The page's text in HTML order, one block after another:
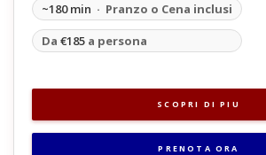
~180 min · Pranzo o Cena inclusi
Da €185 a persona
SCOPRI DI PIU
PRENOTA ORA